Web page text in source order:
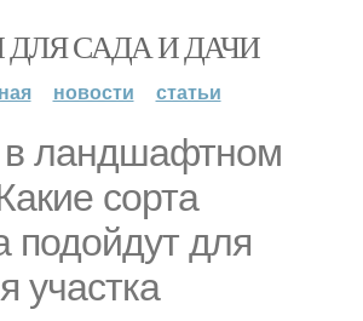
САДА И ДАЧИ
новости статьи
в ландшафтном
сорта
подойдут для
участка